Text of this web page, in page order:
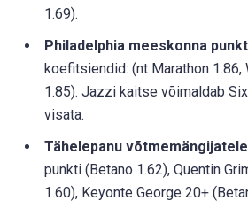
1.69).
Philadelphia meeskonna
koefitsiendid: (nt Marathon
1.85). Jazzi kaitse võimaldab
visata.
Tähelepanu
punkti (Betano 1.62), Quentin
1.60), Keyonte George 20+